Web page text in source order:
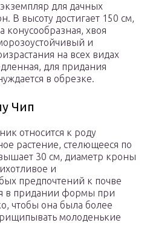
для дачных
В высоту достигает 150 см,
хвоя
и
на всех видах
для придания
в обрезке.
Чип
относится к роду
растение, стелющееся по
30 см, диаметр кроны
и
предпочтений к почве
в придании формы при
чтобы она была более
молоденькие